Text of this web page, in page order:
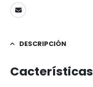
DESCRIPCIÓN
Cacterísticas